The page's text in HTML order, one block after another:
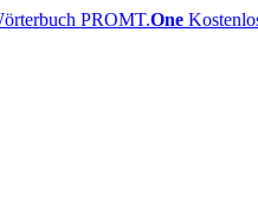
PROMT.One